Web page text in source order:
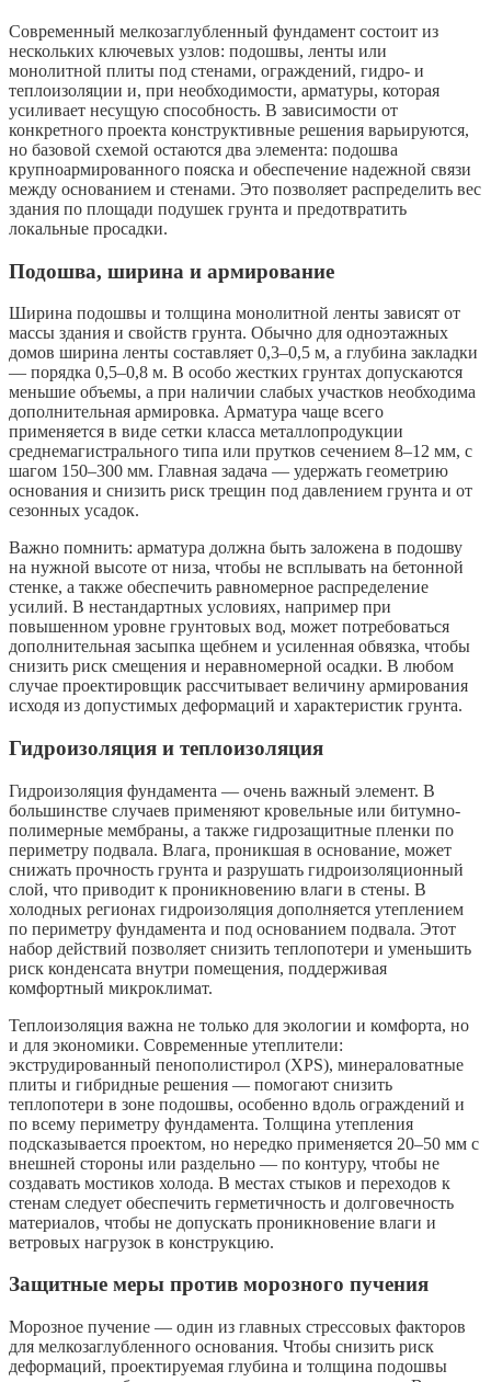
Современный мелкозаглубленный фундамент состоит из
нескольких ключевых узлов: подошвы, ленты или
монолитной плиты под стенами, ограждений, гидро- и
теплоизоляции и, при необходимости, арматуры, которая
усиливает несущую способность. В зависимости от
конкретного проекта конструктивные решения варьируются,
но базовой схемой остаются два элемента: подошва
крупноармированного пояска и обеспечение надежной связи
между основанием и стенами. Это позволяет распределить вес
здания по площади подушек грунта и предотвратить
локальные просадки.
Подошва, ширина и армирование
Ширина подошвы и толщина монолитной ленты зависят от
массы здания и свойств грунта. Обычно для одноэтажных
домов ширина ленты составляет 0,3–0,5 м, а глубина закладки
— порядка 0,5–0,8 м. В особо жестких грунтах допускаются
меньшие объемы, а при наличии слабых участков необходима
дополнительная армировка. Арматура чаще всего
применяется в виде сетки класса металлопродукции
среднемагистрального типа или прутков сечением 8–12 мм, с
шагом 150–300 мм. Главная задача — удержать геометрию
основания и снизить риск трещин под давлением грунта и от
сезонных усадок.
Важно помнить: арматура должна быть заложена в подошву
на нужной высоте от низа, чтобы не всплывать на бетонной
стенке, а также обеспечить равномерное распределение
усилий. В нестандартных условиях, например при
повышенном уровне грунтовых вод, может потребоваться
дополнительная засыпка щебнем и усиленная обвязка, чтобы
снизить риск смещения и неравномерной осадки. В любом
случае проектировщик рассчитывает величину армирования
исходя из допустимых деформаций и характеристик грунта.
Гидроизоляция и теплоизоляция
Гидроизоляция фундамента — очень важный элемент. В
большинстве случаев применяют кровельные или битумно-
полимерные мембраны, а также гидрозащитные пленки по
периметру подвала. Влага, проникшая в основание, может
снижать прочность грунта и разрушать гидроизоляционный
слой, что приводит к проникновению влаги в стены. В
холодных регионах гидроизоляция дополняется утеплением
по периметру фундамента и под основанием подвала. Этот
набор действий позволяет снизить теплопотери и уменьшить
риск конденсата внутри помещения, поддерживая
комфортный микроклимат.
Теплоизоляция важна не только для экологии и комфорта, но
и для экономики. Современные утеплители:
экструдированный пенополистирол (XPS), минераловатные
плиты и гибридные решения — помогают снизить
теплопотери в зоне подошвы, особенно вдоль ограждений и
по всему периметру фундамента. Толщина утепления
подсказывается проектом, но нередко применяется 20–50 мм с
внешней стороны или раздельно — по контуру, чтобы не
создавать мостиков холода. В местах стыков и переходов к
стенам следует обеспечить герметичность и долговечность
материалов, чтобы не допускать проникновение влаги и
ветровых нагрузок в конструкцию.
Защитные меры против морозного пучения
Морозное пучение — один из главных стрессовых факторов
для мелкозаглубленного основания. Чтобы снизить риск
деформаций, проектируемая глубина и толщина подошвы